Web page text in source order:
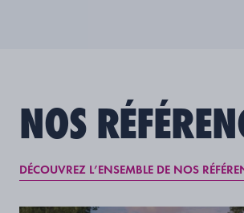
NOS
DÉCOUVREZ L’ENSEMBLE DE NOS